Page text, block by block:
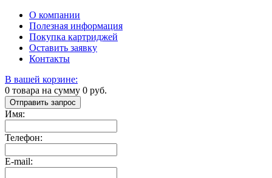
О компании
Полезная информация
Покупка картриджей
Оставить заявку
Контакты
В вашей корзине:
0 товара на сумму 0 руб.
Отправить запрос
Имя:
Телефон:
E-mail: